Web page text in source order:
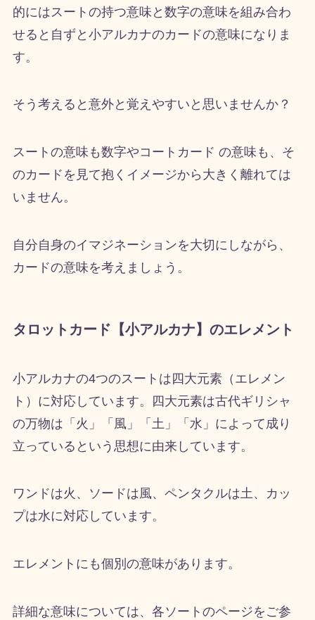
的にはスートの持つ意味と数字の意味を組み合わ
せると自ずと小アルカナのカードの意味になりま
す。
そう考えると意外と覚えやすいと思いませんか？
スートの意味も数字やコートカード の意味も、そ
のカードを見て抱くイメージから大きく離れては
いません。
自分自身のイマジネーションを大切にしながら、
カードの意味を考えましょう。
タロットカード【小アルカナ】のエレメント
小アルカナの4つのスートは四大元素（エレメン
ト）に対応しています。四大元素は古代ギリシャ
の万物は「火」「風」「土」「水」によって成り
立っているという思想に由来しています。
ワンドは火、ソードは風、ペンタクルは土、カッ
プは水に対応しています。
エレメントにも個別の意味があります。
詳細な意味については、各ソートのページをご参